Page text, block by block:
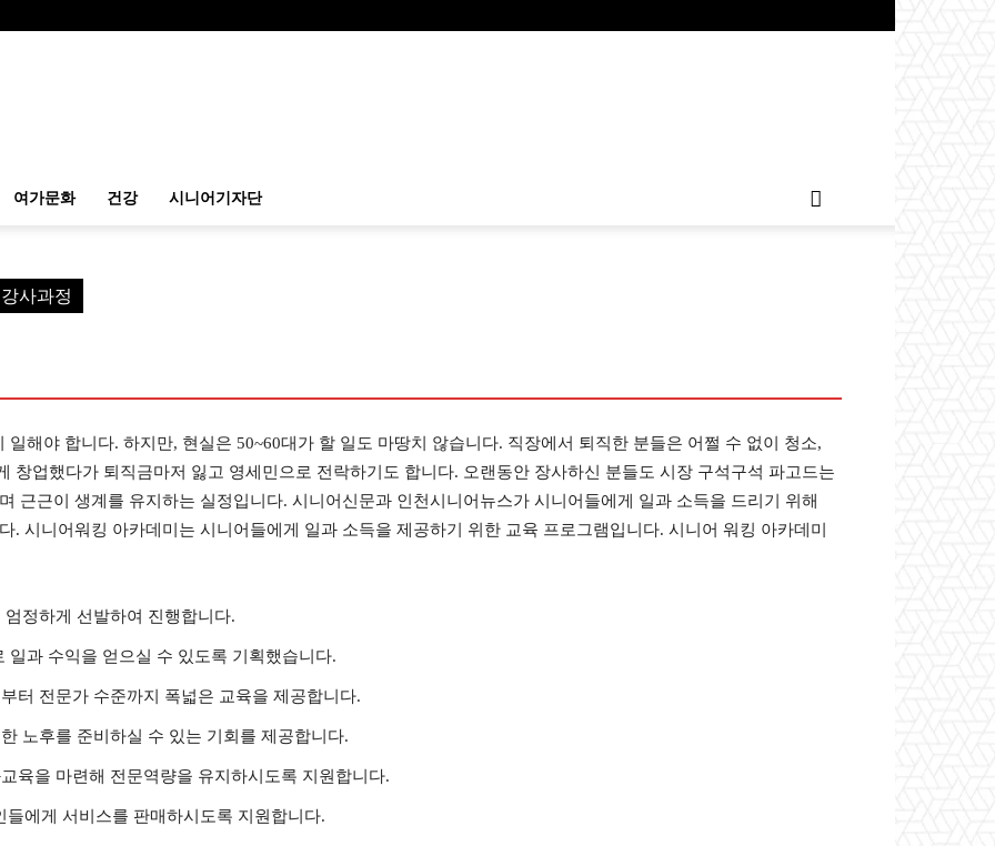
여가문화 건강 시니어기자단
사과정
해야 합니다. 하지만, 현실은 50~60대가 할 일도 마땅치 않습니다. 직장에서 퇴직한 분들은 어쩔 수 없이 청소,
창업했다가 퇴직금마저 잃고 영세민으로 전락하기도 합니다. 오랜동안 장사하신 분들도 시장 구석구석 파고드는
근근이 생계를 유지하는 실정입니다. 시니어신문과 인천시니어뉴스가 시니어들에게 일과 소득을 드리기 위해
시니어워킹 아카데미는 시니어들에게 일과 소득을 제공하기 위한 교육 프로그램입니다. 시니어 워킹 아카데미
정하게 선발하여 진행합니다.
과 수익을 얻으실 수 있도록 기획했습니다.
터 전문가 수준까지 폭넓은 교육을 제공합니다.
노후를 준비하실 수 있는 기회를 제공합니다.
육을 마련해 전문역량을 유지하시도록 지원합니다.
에게 서비스를 판매하시도록 지원합니다.